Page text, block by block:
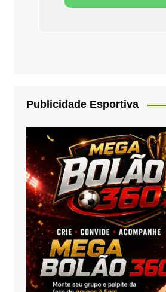
Publicidade Esportiva